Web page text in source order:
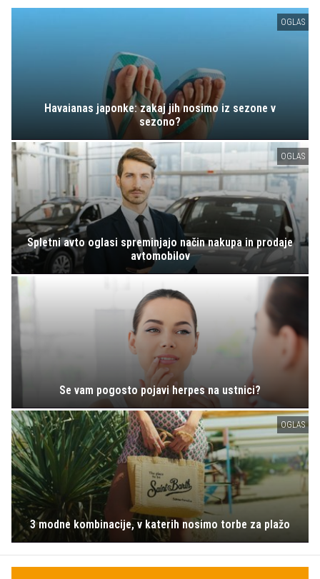
OGLAS
Havaianas japonke: zakaj jih nosimo iz sezone v
sezono?
OGLAS
Spletni avto oglasi spreminjajo način nakupa in prodaje
avtomobilov
Se vam pogosto pojavi herpes na ustnici?
OGLAS
3 modne kombinacije, v katerih nosimo torbe za plažo